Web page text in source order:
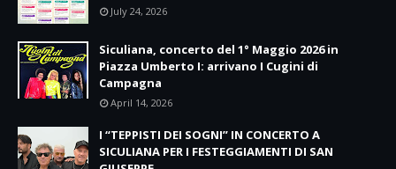
July 24, 2026
Siculiana, concerto del 1° Maggio 2026 in
Piazza Umberto I: arrivano I Cugini di
Campagna
April 14, 2026
I “TEPPISTI DEI SOGNI” IN CONCERTO A
SICULIANA PER I FESTEGGIAMENTI DI SAN